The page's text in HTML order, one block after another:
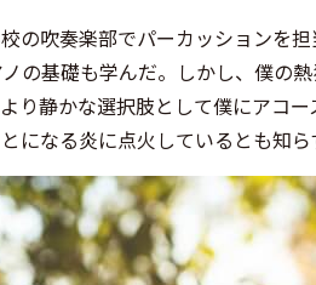
の吹奏楽部でパーカッションを
の基礎も学んだ。しかし、僕の
り静かな選択肢として僕にアコ
になる炎に点火しているとも知ら